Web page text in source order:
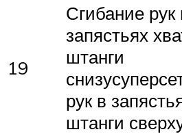
19
Сгибание рук
запястьях
штанги
рук в
штанги